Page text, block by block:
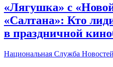
«Лягушка» с
«Салтана»: Кто
в праздничной
Национальная Служба Новостей